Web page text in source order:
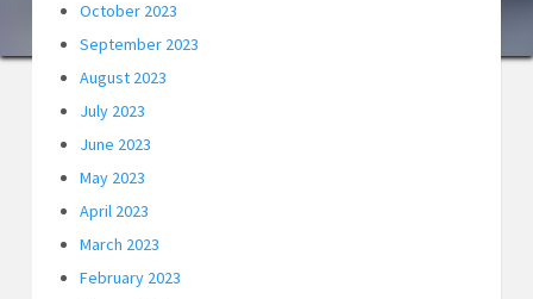
October 2023
September 2023
August 2023
July 2023
June 2023
May 2023
April 2023
March 2023
February 2023